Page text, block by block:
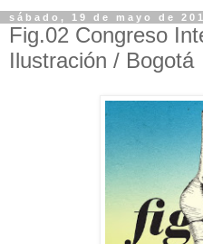
sábado, 19 de mayo de
Fig.02 Congreso
Ilustración / Bogotá